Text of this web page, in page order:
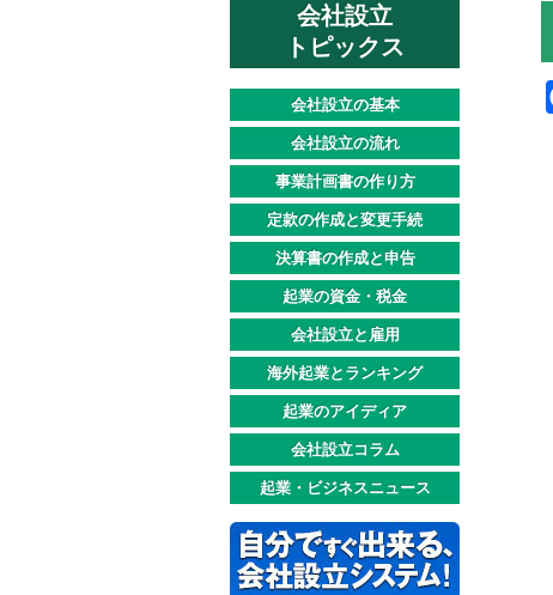
会社設立
トピックス
会社設立の基本
会社設立の流れ
事業計画書の作り方
定款の作成と変更手続
決算書の作成と申告
起業の資金・税金
会社設立と雇用
海外起業とランキング
起業のアイディア
会社設立コラム
起業・ビジネスニュース